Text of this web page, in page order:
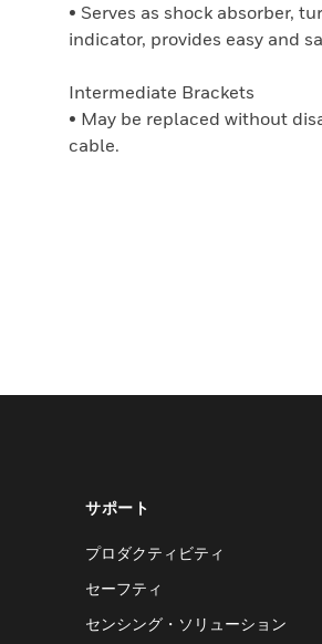
• Serves as shock absorber,
indicator, provides easy and
Intermediate Brackets
• May be replaced without
cable.
サポート
プロダクティビティ
セーフティ
センシング・ソリューション